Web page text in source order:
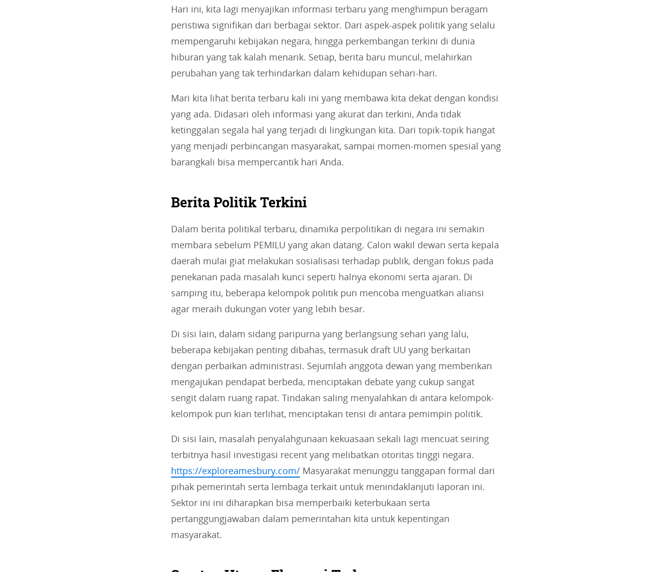
Hari ini, kita lagi menyajikan informasi terbaru yang menghimpun beragam
peristiwa signifikan dari berbagai sektor. Dari aspek-aspek politik yang selalu
mempengaruhi kebijakan negara, hingga perkembangan terkini di dunia
hiburan yang tak kalah menarik. Setiap, berita baru muncul, melahirkan
perubahan yang tak terhindarkan dalam kehidupan sehari-hari.
Mari kita lihat berita terbaru kali ini yang membawa kita dekat dengan kondisi
yang ada. Didasari oleh informasi yang akurat dan terkini, Anda tidak
ketinggalan segala hal yang terjadi di lingkungan kita. Dari topik-topik hangat
yang menjadi perbincangan masyarakat, sampai momen-momen spesial yang
barangkali bisa mempercantik hari Anda.
Berita Politik Terkini
Dalam berita politikal terbaru, dinamika perpolitikan di negara ini semakin
membara sebelum PEMILU yang akan datang. Calon wakil dewan serta kepala
daerah mulai giat melakukan sosialisasi terhadap publik, dengan fokus pada
penekanan pada masalah kunci seperti halnya ekonomi serta ajaran. Di
samping itu, beberapa kelompok politik pun mencoba menguatkan aliansi
agar meraih dukungan voter yang lebih besar.
Di sisi lain, dalam sidang paripurna yang berlangsung sehari yang lalu,
beberapa kebijakan penting dibahas, termasuk draft UU yang berkaitan
dengan perbaikan administrasi. Sejumlah anggota dewan yang memberikan
mengajukan pendapat berbeda, menciptakan debate yang cukup sangat
sengit dalam ruang rapat. Tindakan saling menyalahkan di antara kelompok-
kelompok pun kian terlihat, menciptakan tensi di antara pemimpin politik.
Di sisi lain, masalah penyalahgunaan kekuasaan sekali lagi mencuat seiring
terbitnya hasil investigasi recent yang melibatkan otoritas tinggi negara.
https://exploreamesbury.com/ Masyarakat menunggu tanggapan formal dari
pihak pemerintah serta lembaga terkait untuk menindaklanjuti laporan ini.
Sektor ini ini diharapkan bisa memperbaiki keterbukaan serta
pertanggungjawaban dalam pemerintahan kita untuk kepentingan
masyarakat.